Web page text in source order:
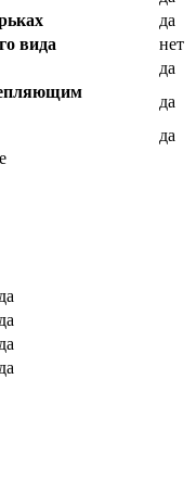
да
вида
нет
да
да
да
да
да
да
да